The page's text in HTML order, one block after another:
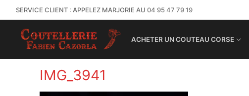
SERVICE CLIENT : APPELEZ MARJORIE AU 04 95 47 79 19
ACHETER UN COUTEAU CORSE
IMG_3941